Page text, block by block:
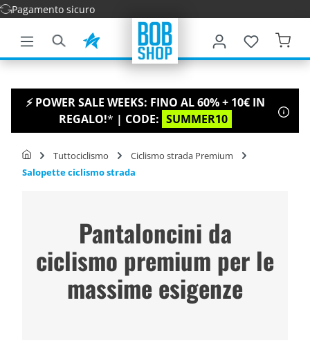
principale
⚡ POWER SALE WEEKS: FINO AL 60% + 10€ IN
REGALO!* | CODE: SUMMER10
Tuttociclismo
Ciclismo strada Premium
Salopette ciclismo strada
Pantaloncini da
ciclismo premium per le
massime esigenze